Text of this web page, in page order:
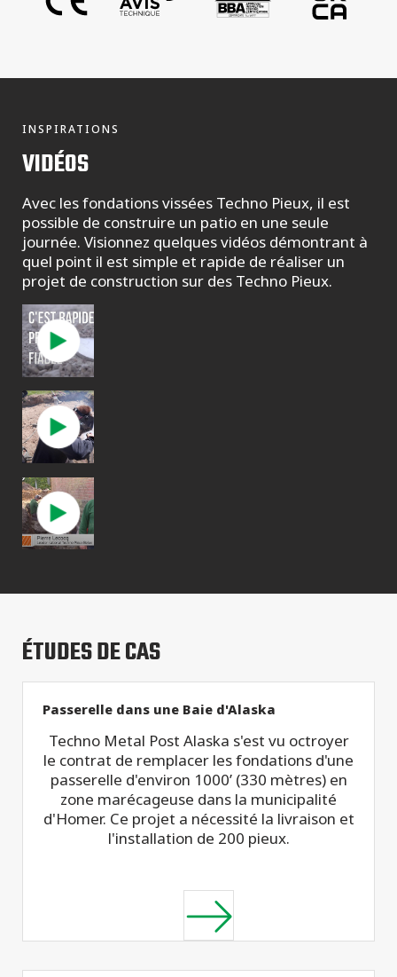
INSPIRATIONS
VIDÉOS
Avec les fondations vissées Techno Pieux, il est
possible de construire un patio en une seule
journée. Visionnez quelques vidéos démontrant à
quel point il est simple et rapide de réaliser un
projet de construction sur des Techno Pieux.
ÉTUDES DE CAS
Passerelle dans une Baie d'Alaska
Techno Metal Post Alaska s'est vu octroyer
le contrat de remplacer les fondations d'une
passerelle d'environ 1000’ (330 mètres) en
zone marécageuse dans la municipalité
d'Homer. Ce projet a nécessité la livraison et
l'installation de 200 pieux.